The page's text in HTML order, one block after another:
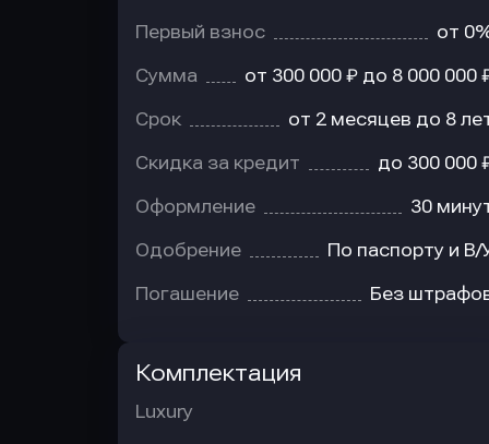
Первый взнос от
Сумма от 300 000 ₽ до 8 000 000
Срок от 2 месяцев до 8
Скидка за кредит до 300 000
Оформление 30
Одобрение По паспорту и В/
Погашение Без
Комплектация
Luxury